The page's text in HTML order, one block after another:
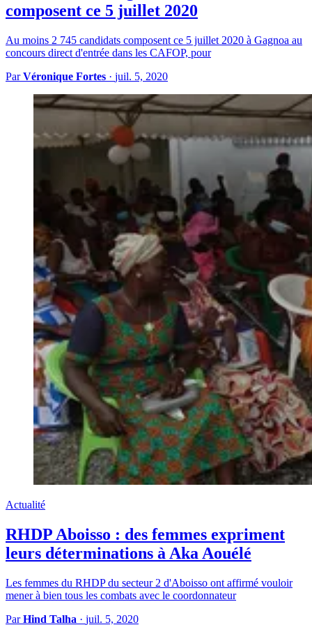
composent ce 5 juillet 2020
Au moins 2 745 candidats composent ce 5 juillet 2020 à Gagnoa au
concours direct d'entrée dans les CAFOP, pour
ParVéronique Fortes · juil. 5, 2020
Actualité
RHDP Aboisso : des femmes expriment
leurs déterminations à Aka Aouélé
Les femmes du RHDP du secteur 2 d'Aboisso ont affirmé vouloir
mener à bien tous les combats avec le coordonnateur
ParHind Talha · juil. 5, 2020